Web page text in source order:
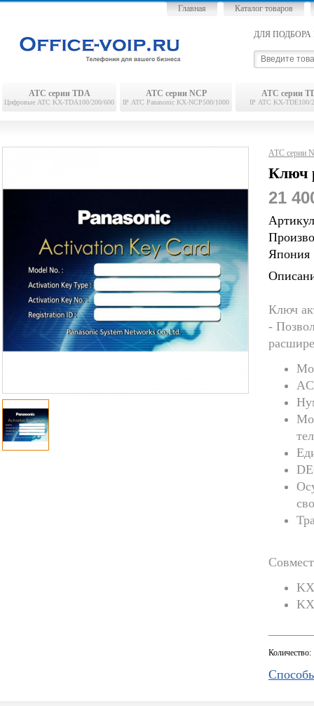
Главная Каталог товаров
ДЛЯ ПОДБОРА
АТС серии TDA
Цифровые АТС KX-TDA100/200/600
АТС серии NCP
IP АТС Panasonic KX-NCP500/1000
АТС серии
IP АТС KX-TDE100/
АТС серии
Ключ
21
Япония
Ключ
-
Количество: